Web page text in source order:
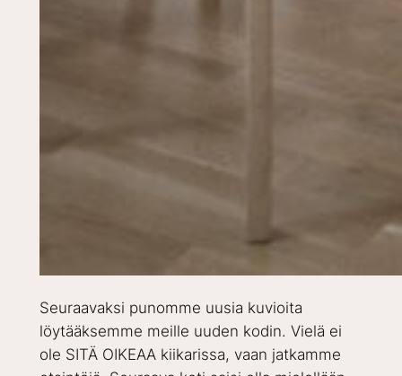
Seuraavaksi punomme uusia kuvioita
löytääksemme meille uuden kodin. Vielä ei
ole SITÄ OIKEAA kiikarissa, vaan jatkamme